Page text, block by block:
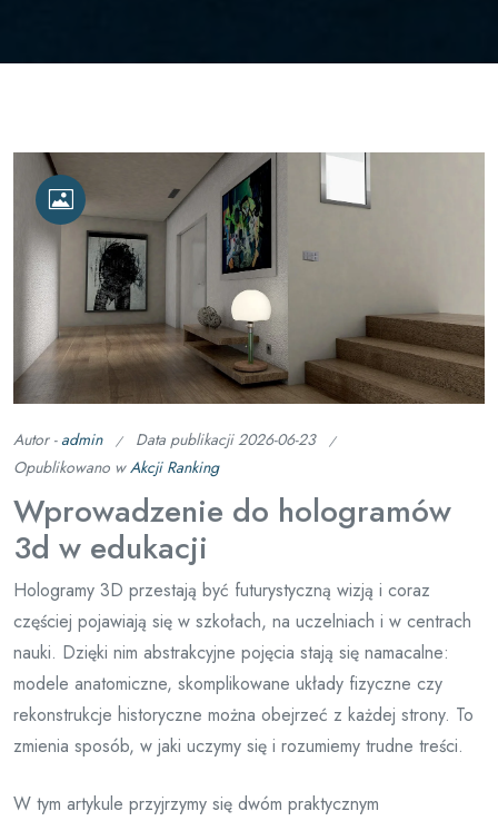
Autor -admin Data publikacji2026-06-23
Opublikowano wAkcji Ranking
Wprowadzenie do hologramów
3d w edukacji
Hologramy 3D przestają być futurystyczną wizją i coraz
częściej pojawiają się w szkołach, na uczelniach i w centrach
nauki. Dzięki nim abstrakcyjne pojęcia stają się namacalne:
modele anatomiczne, skomplikowane układy fizyczne czy
rekonstrukcje historyczne można obejrzeć z każdej strony. To
zmienia sposób, w jaki uczymy się i rozumiemy trudne treści.
W tym artykule przyjrzymy się dwóm praktycznym